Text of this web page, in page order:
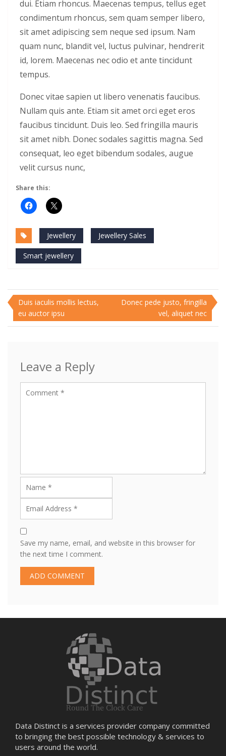
dui. Etiam rhoncus. Maecenas tempus, tellus eget
condimentum rhoncus, sem quam semper libero,
sit amet adipiscing sem neque sed ipsum. Nam
quam nunc, blandit vel, luctus pulvinar, hendrerit
id, lorem. Maecenas nec odio et ante tincidunt
tempus.
Donec vitae sapien ut libero venenatis faucibus.
Nullam quis ante. Etiam sit amet orci eget eros
faucibus tincidunt. Duis leo. Sed fringilla mauris
sit amet nibh. Donec sodales sagittis magna. Sed
consequat, leo eget bibendum sodales, augue
velit cursus nunc,
Share this:
Jewellery Jewellery Sales
Smart jewellery
Post
navigation
Duis iaculis mollis lectus,
eu auctor ipsu
Donec pede justo, fringilla
vel, aliquet nec
Leave a Reply
Save my name, email, and website in this browser for
the next time I comment.
Data Distinct is a services provider company committed
to bringing the best possible technology & services to
users around the world.